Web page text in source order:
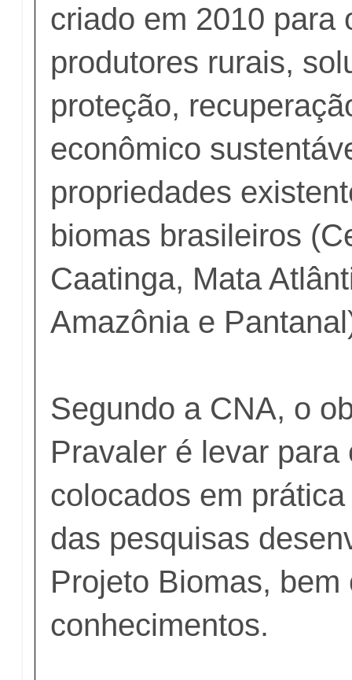
criado em 2010 para
produtores rurais,
proteção,
econômico
propriedades
biomas brasileiros
Caatinga, Mata
Amazônia e
Segundo a CNA, o
Pravaler é levar para
colocados em
das pesquisas
Projeto Biomas, bem
conhecimentos.